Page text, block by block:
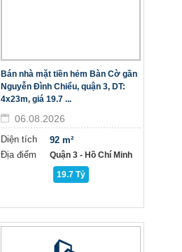
Bán nhà mặt tiền hẻm Bàn Cờ gần
Nguyễn Đình Chiểu, quận 3, DT:
4x23m, giá 19.7 ...
06.08.2026
Diện tích
Địa điểm
92 m²
Quận 3 - Hồ Chí Minh
19.7 Tỷ